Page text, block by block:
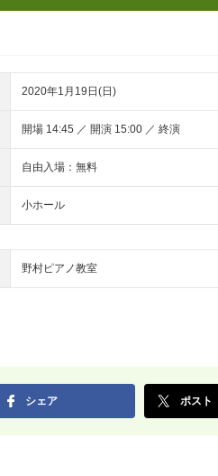
2020年1月19日(日)
開場 14:45 ／ 開演 15:00 ／ 終演
自由入場：無料
小ホール
野村ピアノ教室
シェア ポスト